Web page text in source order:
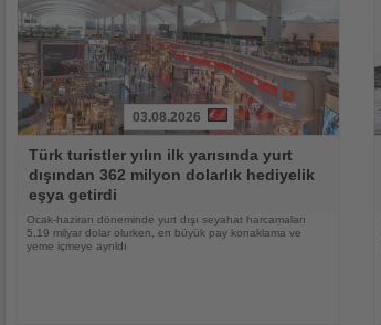
Oku
03.08.2026
Türk turistler yılın ilk yarısında yurt
dışından 362 milyon dolarlık hediyelik
eşya getirdi
Ocak-haziran döneminde yurt dışı seyahat harcamaları
5,19 milyar dolar olurken, en büyük pay konaklama ve
yeme içmeye ayrıldı